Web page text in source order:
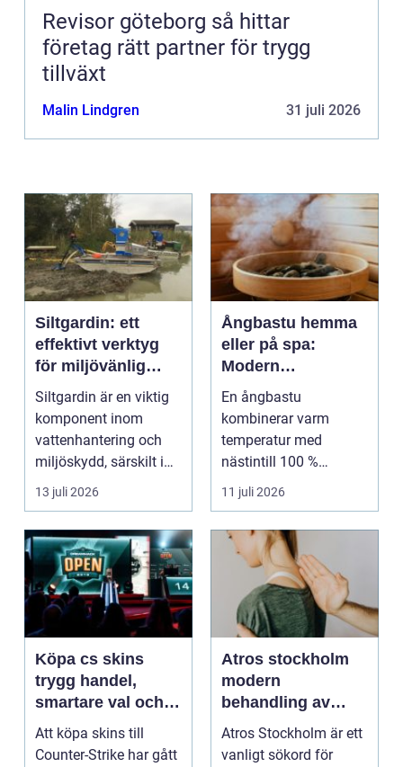
Revisor göteborg så hittar
företag rätt partner för trygg
tillväxt
Malin Lindgren 31 juli 2026
Siltgardin: ett
effektivt verktyg
för miljövänlig
vattenhantering
Siltgardin är en viktig
komponent inom
vattenhantering och
miljöskydd, särskilt i
verksamheter som i...
13 juli 2026
Ångbastu hemma
eller på spa:
Modern
återhämtning med
uråldrig logik
En ångbastu
kombinerar varm
temperatur med
nästintill 100 %
luftfuktighet för att
sk...
11 juli 2026
Köpa cs skins
trygg handel,
smartare val och
bättre affärer
Att köpa skins till
Counter-Strike har gått
Atros stockholm
modern
behandling av
ledbesvär i
huvudstaden
Atros Stockholm är ett
vanligt sökord för